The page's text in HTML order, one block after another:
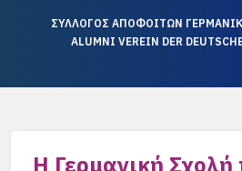
ΣΥΛΛΟΓΟΣ ΑΠΟΦΟΙΤΩΝ
ALUMNI VEREIN DER
Η Γερμανική Σχολή